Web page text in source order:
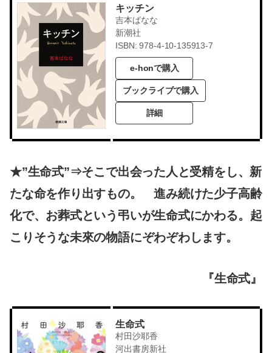
キッチン
吉本ばなな
新潮社
ISBN: 978-4-10-135913-7
e-honで購入
ブックライブで購入
詳細
★”生命式”⇒そこで出会った人と受精をし、新
たな命を作り出すもの。 進み続けた少子高齢
化で、お葬式という弔いが生命式にかわる。起
こりそうな未來の物語にぞわぞわします。
『生命式』
生命式
村田沙耶香
河出書房新社